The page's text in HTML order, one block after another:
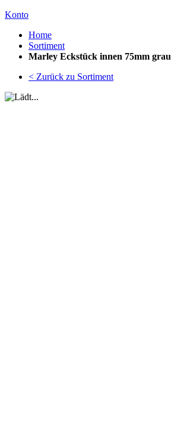
Konto
Home
Sortiment
Marley Eckstück innen 75mm grau
< Zurück zu Sortiment